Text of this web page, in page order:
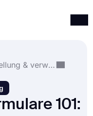
Formularerstellung & verwaltung
101: